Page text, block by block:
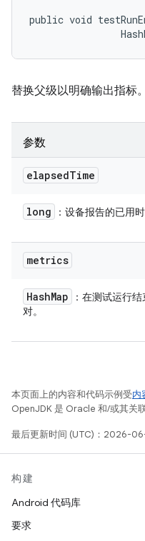
public void
替换父级以明确输出指标。
参数
elapsedTime
long ：设备报告的已用
metrics
HashMap ：在测试运行
对。
本页面上的内容和代码示例受内
OpenJDK 是 Oracle 和/或其关
最后更新时间 (UTC)：2026-06-
构建
Android 代码库
要求